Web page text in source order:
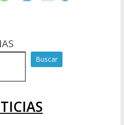
Buscar